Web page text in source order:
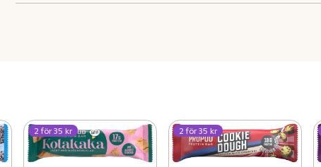
2 för 35 kr 2 för 35 kr